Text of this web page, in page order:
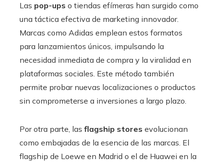
Las pop-ups o tiendas efímeras han surgido como
una táctica efectiva de marketing innovador.
Marcas como Adidas emplean estos formatos
para lanzamientos únicos, impulsando la
necesidad inmediata de compra y la viralidad en
plataformas sociales. Este método también
permite probar nuevas localizaciones o productos
sin comprometerse a inversiones a largo plazo.
Por otra parte, las flagship stores evolucionan
como embajadas de la esencia de las marcas. El
flagship de Loewe en Madrid o el de Huawei en la